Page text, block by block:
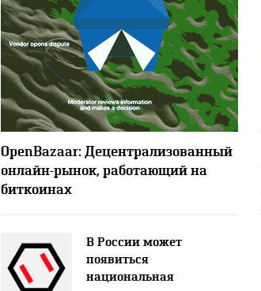
OpenBazaar: Децентрализованный
онлайн-рынок, работающий на
биткоинах
В России может
появиться
национальная